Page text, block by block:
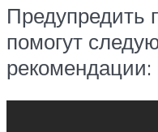
Предупредить
помогут
рекомендации: